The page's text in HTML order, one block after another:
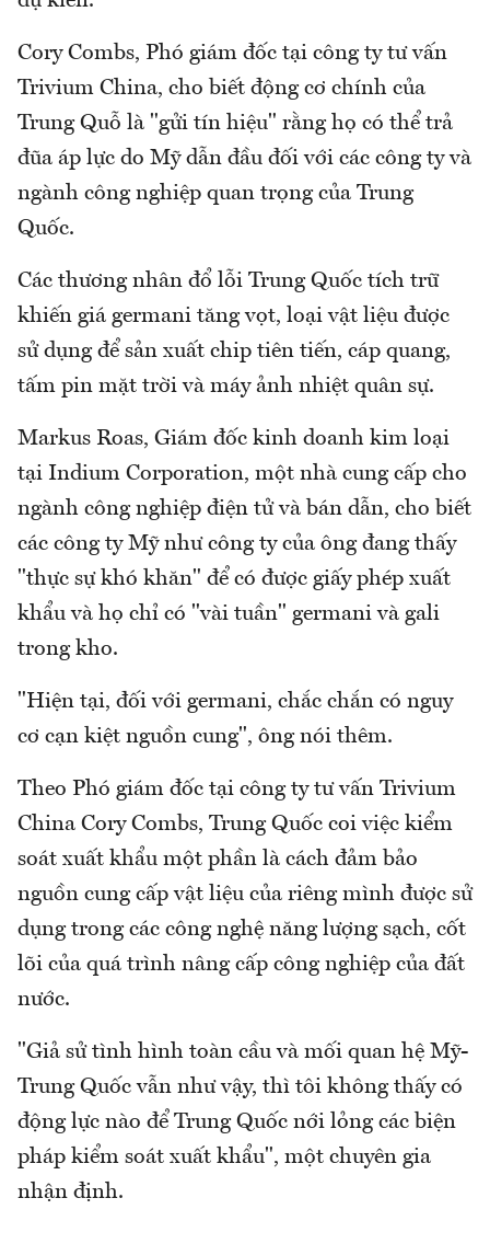
Cory Combs, Phó giám đốc tại công ty tư vấn
Trivium China, cho biết động cơ chính của
Trung Quỗ là "gửi tín hiệu" rằng họ có thể trả
đũa áp lực do Mỹ dẫn đầu đối với các công ty và
ngành công nghiệp quan trọng của Trung
Quốc.
Các thương nhân đổ lỗi Trung Quốc tích trữ
khiến giá germani tăng vọt, loại vật liệu được
sử dụng để sản xuất chip tiên tiến, cáp quang,
tấm pin mặt trời và máy ảnh nhiệt quân sự.
Markus Roas, Giám đốc kinh doanh kim loại
tại Indium Corporation, một nhà cung cấp cho
ngành công nghiệp điện tử và bán dẫn, cho biết
các công ty Mỹ như công ty của ông đang thấy
"thực sự khó khăn" để có được giấy phép xuất
khẩu và họ chỉ có "vài tuần" germani và gali
trong kho.
"Hiện tại, đối với germani, chắc chắn có nguy
cơ cạn kiệt nguồn cung", ông nói thêm.
Theo Phó giám đốc tại công ty tư vấn Trivium
China Cory Combs, Trung Quốc coi việc kiểm
soát xuất khẩu một phần là cách đảm bảo
nguồn cung cấp vật liệu của riêng mình được sử
dụng trong các công nghệ năng lượng sạch, cốt
lõi của quá trình nâng cấp công nghiệp của đất
nước.
"Giả sử tình hình toàn cầu và mối quan hệ Mỹ-
Trung Quốc vẫn như vậy, thì tôi không thấy có
động lực nào để Trung Quốc nới lỏng các biện
pháp kiểm soát xuất khẩu", một chuyên gia
nhận định.